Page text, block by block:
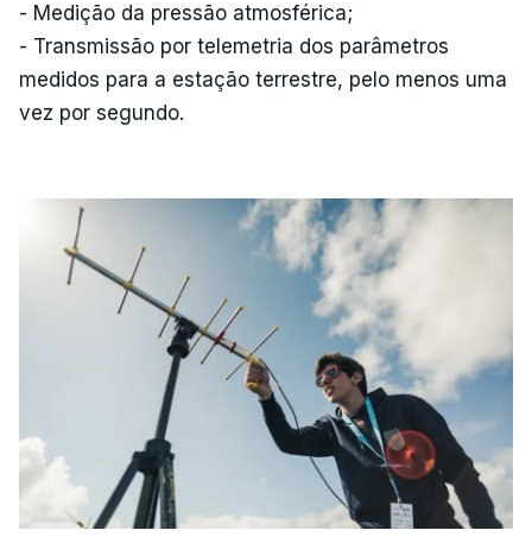
- Medição da pressão atmosférica;
- Transmissão por telemetria dos parâmetros
medidos para a estação terrestre, pelo menos uma
vez por segundo.